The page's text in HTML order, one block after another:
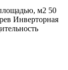
м2 50
Инверторная